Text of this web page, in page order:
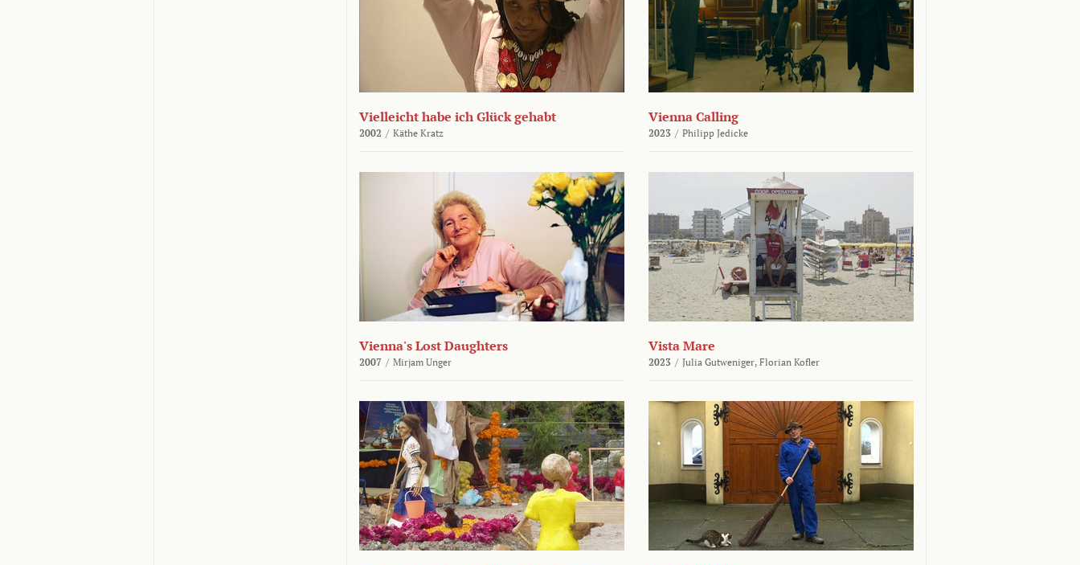
Vielleicht habe ich Glück gehabt
2002 / Käthe Kratz
Vienna Calling
2023 / Philipp Jedicke
Vienna's Lost Daughters
2007 / Mirjam Unger
Vista Mare
2023 / Julia Gutweniger, Florian Kofler